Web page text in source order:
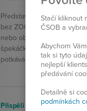
Představte si dětství bez
bez ZOO, bez divadla,
nebo obyčejného opékání
špekáčků. Tak žijí děti, které
potkáváme v našich
Přispěli jste: 45
Stačí kliknout
ČSOB a
Abychom
tak si tyto
nejlepší
předávání
Detailně si
podmínkách